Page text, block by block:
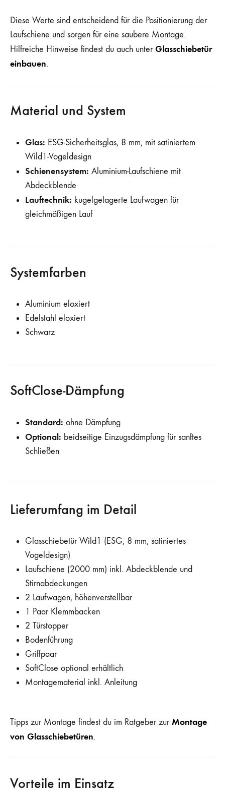
Diese Werte sind entscheidend für die Positionierung der
Laufschiene und sorgen für eine saubere Montage.
Hilfreiche Hinweise findest du auch unterGlasschiebetür
einbauen.
Material und System
Glas: ESG-Sicherheitsglas, 8 mm, mit satiniertem
Wild1-Vogeldesign
Schienensystem: Aluminium-Laufschiene mit
Abdeckblende
Lauftechnik: kugelgelagerte Laufwagen für
gleichmäßigen Lauf
Systemfarben
Aluminium eloxiert
Edelstahl eloxiert
Schwarz
SoftClose-Dämpfung
Standard: ohne Dämpfung
Optional: beidseitige Einzugsdämpfung für sanftes
Schließen
Lieferumfang im Detail
Glasschiebetür Wild1 (ESG, 8 mm, satiniertes
Vogeldesign)
Laufschiene (2000 mm) inkl. Abdeckblende und
Stirnabdeckungen
2 Laufwagen, höhenverstellbar
1 Paar Klemmbacken
2 Türstopper
Bodenführung
Griffpaar
SoftClose optional erhältlich
Montagematerial inkl. Anleitung
Tipps zur Montage findest du im Ratgeber zurMontage
von Glasschiebetüren.
Vorteile im Einsatz